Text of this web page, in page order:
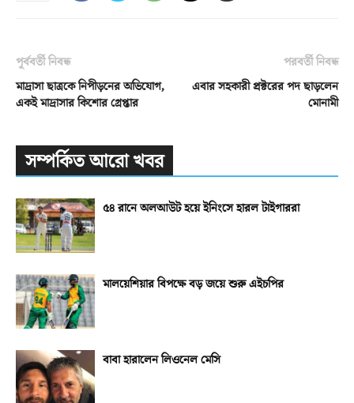
পূর্ববর্তী নিবন্ধ
মাদ্রাসা ছাত্রকে নিপীড়নের অভিযোগ,
একই মাদ্রাসার কিশোর গ্রেপ্তার
পরবর্তী নিবন্ধ
এবার সহকারী প্রক্টরের পদ ছাড়লেন
মোনামী
সম্পর্কিত আরো খবর
৫৪ রানে অলআউট হয়ে ইনিংসে হারল টাইগাররা
মালয়েশিয়ার বিপক্ষে বড় জয়ে শুরু এইচপির
বাবা হারালেন লিওনেল মেসি